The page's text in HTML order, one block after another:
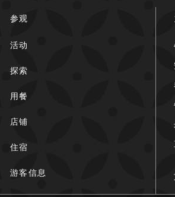
参观
活动
探索
用餐
店铺
住宿
游客信息